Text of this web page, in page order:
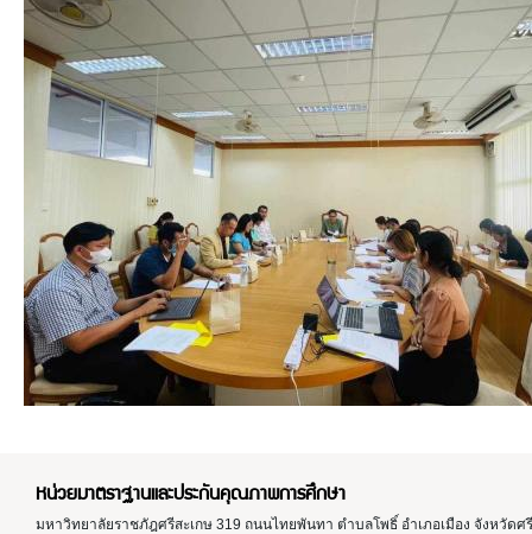
หน่วยมาตราฐานและประกันคุณภาพการศึกษา
มหาวิทยาลัยราชภัฎศรีสะเกษ 319 ถนนไทยพันทา ตำบลโพธิ์ อำเภอเมือง จังหวัดศ